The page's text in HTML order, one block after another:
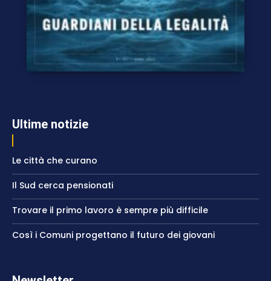
Ultime notizie
Le città che curano
Il Sud cerca pensionati
Trovare il primo lavoro è sempre più difficile
Così i Comuni progettano il futuro dei giovani